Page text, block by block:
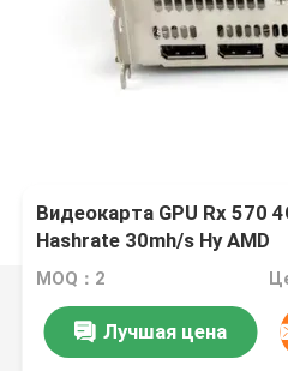
Видеокарта GPU Rx 570
Hashrate 30mh/s Hy AMD
MOQ：2
Лучшая цена